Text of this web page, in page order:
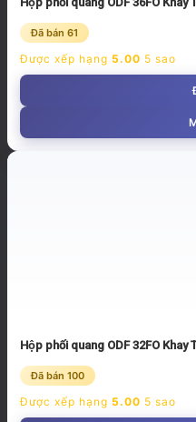
Đã bán 61
Được xếp hạng 5.00 5 sao
Hộp phối quang ODF 32FO Khay
Đã bán 100
Được xếp hạng 5.00 5 sao